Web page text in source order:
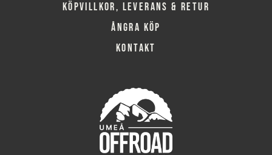
Köpvillkor, leverans & retur
Ångra köp
Kontakt